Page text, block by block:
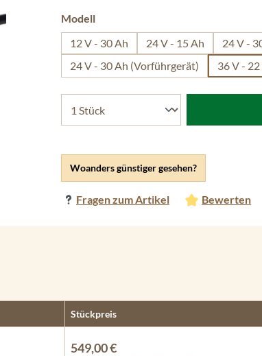
Woanders günstiger gesehen?
Fragen zum Artikel Bewerten
Modellauswählen
12 V - 30 Ah
24 V - 15 Ah
24 V -
24 V - 30 Ah (Vorführgerät)
36 V - 22
Stückpreis
549,00 €